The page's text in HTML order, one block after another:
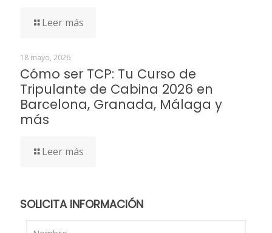
Leer más
18 mayo, 2026
Cómo ser TCP: Tu Curso de
Tripulante de Cabina 2026 en
Barcelona, Granada, Málaga y
más
Leer más
SOLICITA INFORMACIÓN